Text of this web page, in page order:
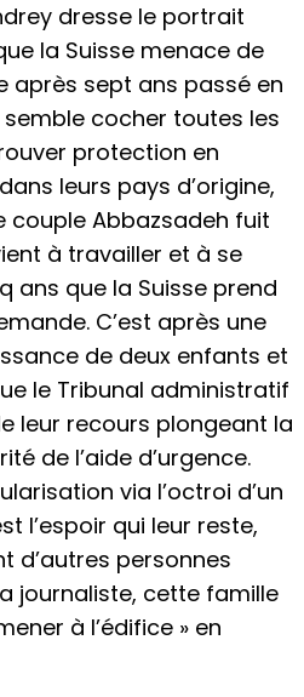
dresse le portrait
la Suisse menace de
après sept ans passé en
semble cocher toutes les
protection en
leurs pays d’origine,
couple Abbazsadeh fuit
à travailler et à se
ans que la Suisse prend
C’est après une
de deux enfants et
le Tribunal administratif
leur recours plongeant la
de l’aide d’urgence.
via l’octroi d’un
l’espoir qui leur reste,
d’autres personnes
journaliste, cette famille
à l’édifice » en